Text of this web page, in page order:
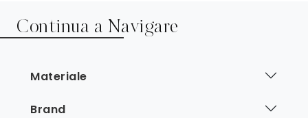
Continua a Navigare
Materiale
Brand